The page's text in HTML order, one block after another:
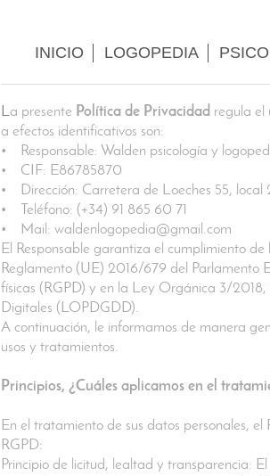
INICIO LOGOPEDIA
La presente Política de Privacidad regula el
a efectos identificativos son:
• Responsable: Walden psicología y
• CIF: E86785870
• Dirección: Carretera de Loeches 55,
• Teléfono: (+34) 91 865 60 71
• Mail: waldenlogopedia@gmail.com
El Responsable garantiza el cumplimiento
Reglamento (UE) 2016/679 del Parlamento
físicas (RGPD) y en la Ley Orgánica 3/
Digitales (LOPDGDD).
A continuación, le informamos de manera
usos y tratamientos.
Principios, ¿Cuáles aplicamos en el
En el tratamiento de sus datos personales, el
RGPD:
Principio de licitud, lealtad y transparencia: